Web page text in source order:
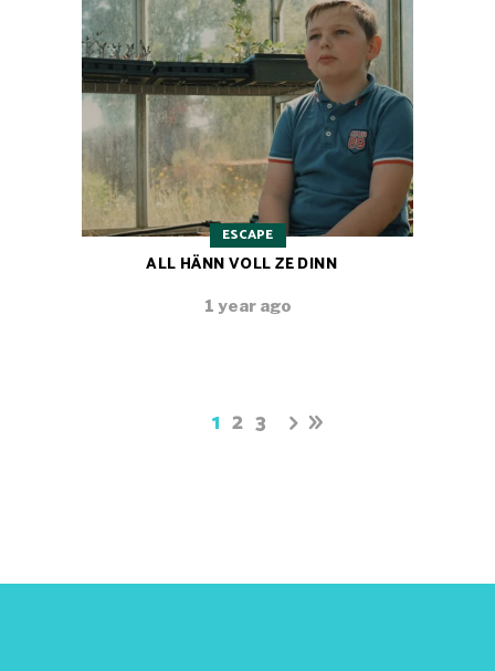
ESCAPE
ALL HÄNN VOLL ZE DINN
1 year ago
1 2 3